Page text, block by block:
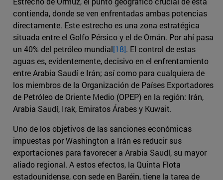
contienda, donde se ven enfrentadas ambas potencias
directamente. Este estrecho es una zona estratégica
situada entre el Golfo Pérsico y el de Omán. Por ahí pasa
un 40% del petróleo mundial[18]. El control de estas
aguas es, evidentemente, decisivo en el enfrentamiento
entre Arabia Saudí e Irán; así como para cualquiera de
los miembros de la Organización de Países Exportadores
de Petróleo de Oriente Medio (OPEP) en la región: Irán,
Arabia Saudí, Irak, Emiratos Árabes y Kuwait.
Uno de los objetivos de las sanciones económicas
impuestas por Washington a Irán es reducir sus
exportaciones para favorecer a Arabia Saudí, su mayor
aliado regional. A estos efectos, la Quinta Flota
estadounidense, con sede en Baréin, tiene la tarea de